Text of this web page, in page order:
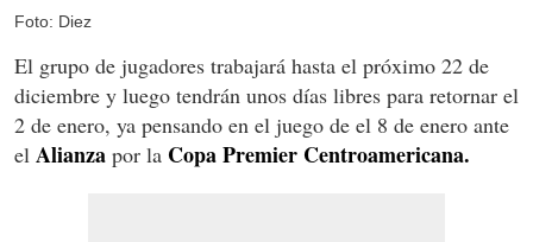
Foto: Diez
El grupo de jugadores trabajará hasta el próximo 22 de
diciembre y luego tendrán unos días libres para retornar el
2 de enero, ya pensando en el juego de el 8 de enero ante
el Alianza por la Copa Premier Centroamericana.